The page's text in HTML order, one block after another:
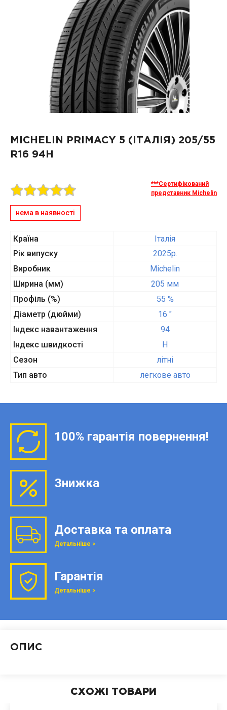
MICHELIN PRIMACY 5 (ІТАЛІЯ) 205/55
R16 94H
***Сертифікований
представник Michelin
нема в наявності
Країна
Італія
Рік випуску
2025p.
Виробник
Michelin
Ширина (мм)
205 мм
Профіль (%)
55 %
Діаметр (дюйми)
16 "
Індекс навантаження
94
Індекс швидкості
H
Сезон
літні
Тип авто
легкове авто
100% гарантія повернення!
Знижка
Доставка та оплата
Детальніше >
Гарантія
Детальніше >
ОПИС
СХОЖІ ТОВАРИ